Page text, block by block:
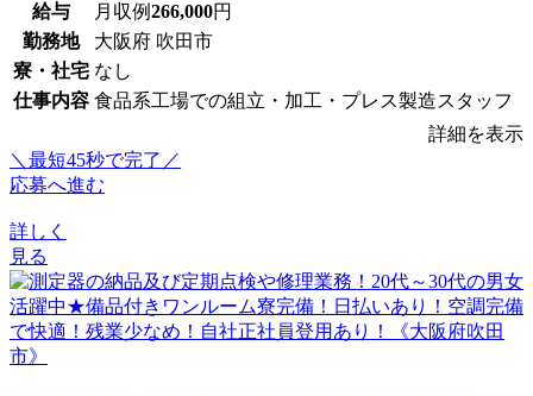
給与 月収例266,000円
勤務地
大阪府 吹田市
寮・社宅 なし
仕事内容 食品系工場での組立・加工・プレス製造スタッフ
詳細を表示
＼最短45秒で完了／
応募へ進む
詳しく
見る